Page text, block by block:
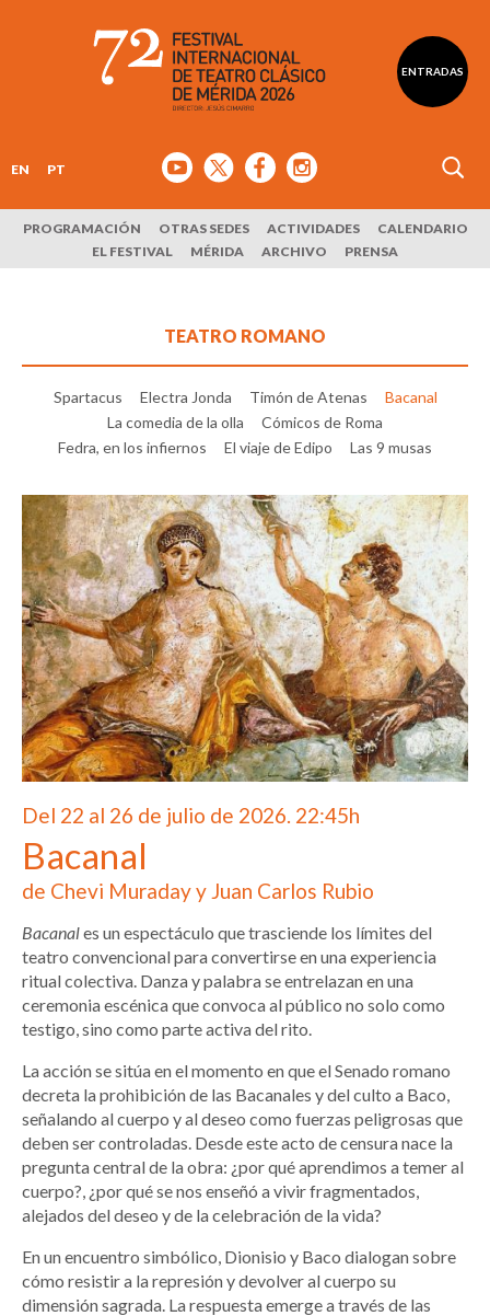
ENTRADAS
EN PT
PROGRAMACIÓN OTRAS SEDES ACTIVIDADES
CALENDARIO
EL FESTIVAL
MÉRIDA ARCHIVO PRENSA
TEATRO ROMANO
Spartacus Electra Jonda Timón de Atenas
Bacanal
La comedia de la olla
Cómicos de Roma
Fedra, en los infiernos
El viaje de Edipo Las 9 musas
Del 22 al 26 de julio de 2026. 22:45h
Bacanal
de Chevi Muraday y Juan Carlos Rubio
Bacanales un espectáculo que trasciende los límites del
teatro convencional para convertirse en una experiencia
ritual colectiva. Danza y palabra se entrelazan en una
ceremonia escénica que convoca al público no solo como
testigo, sino como parte activa del rito.
La acción se sitúa en el momento en que el Senado romano
decreta la prohibición de las Bacanales y del culto a Baco,
señalando al cuerpo y al deseo como fuerzas peligrosas que
deben ser controladas. Desde este acto de censura nace la
pregunta central de la obra: ¿por qué aprendimos a temer al
cuerpo?, ¿por qué se nos enseñó a vivir fragmentados,
alejados del deseo y de la celebración de la vida?
En un encuentro simbólico, Dionisio y Baco dialogan sobre
cómo resistir a la represión y devolver al cuerpo su
dimensión sagrada. La respuesta emerge a través de las